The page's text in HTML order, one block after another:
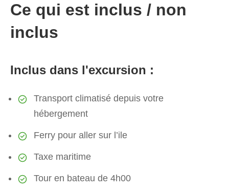
Ce qui est inclus / non
inclus
Inclus dans l'excursion :
Transport climatisé depuis votre
hébergement
Ferry pour aller sur l’ile
Taxe maritime
Tour en bateau de 4h00